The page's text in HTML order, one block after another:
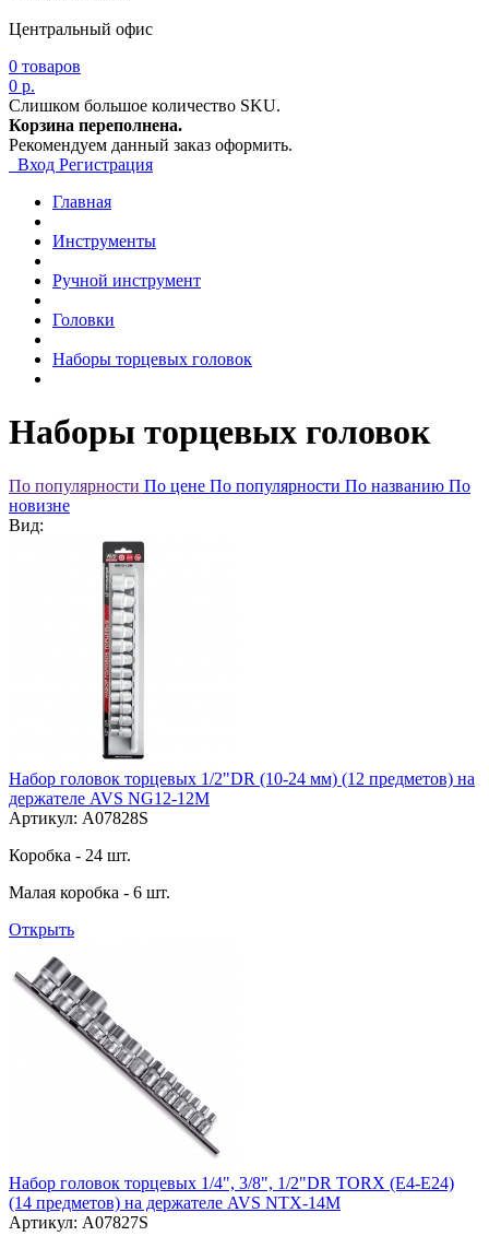
Центральный офис
0 товаров
0 р.
Слишком большое количество SKU.
Корзина переполнена.
Рекомендуем данный заказ оформить.
Вход Регистрация
Главная
Инструменты
Ручной инструмент
Головки
Наборы торцевых головок
Наборы торцевых головок
По популярности По цене По популярности По названию По
новизне
Вид:
Набор головок торцевых 1/2"DR (10-24 мм) (12 предметов) на
держателе AVS NG12-12M
Артикул: A07828S
Коробка - 24 шт.
Малая коробка - 6 шт.
Открыть
Набор головок торцевых 1/4", 3/8", 1/2"DR TORX (E4-E24)
(14 предметов) на держателе AVS NTX-14M
Артикул: A07827S